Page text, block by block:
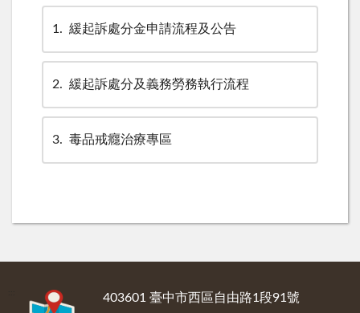
1 緩起訴處分金申請流程及公告
2 緩起訴處分及義務勞務執行流程
3 毒品戒癮治療專區
403601 臺中市西區自由路1段91號